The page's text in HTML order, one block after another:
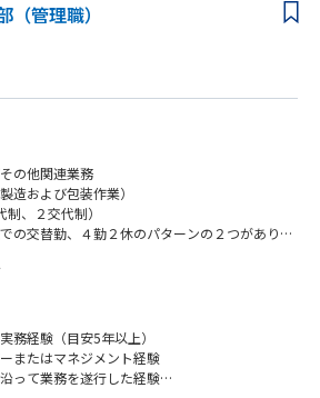
管理職）
の他関連業務
造および包装作業）
、２交代制）
の交替勤、４勤２休のパターンの２つがあり部
インの運営に関与しながら現場理解を深めて
ン全体のマネジメントを担っていただくことを
散剤等）の流れおよび運用の把握
務経験（目安5年以上）
またはマネジメント経験
って業務を遂行した経験